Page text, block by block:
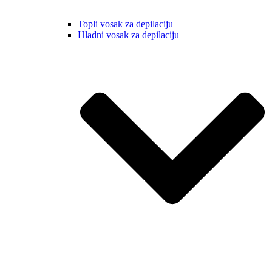
Topli vosak za depilaciju
Hladni vosak za depilaciju